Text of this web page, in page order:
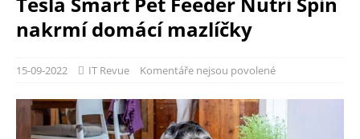
nakrmí domácí mazlíčky
15-09-2022 IT Revue Komentáře nejsou povolené